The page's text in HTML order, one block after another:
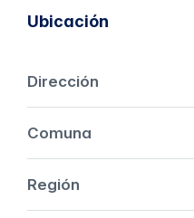
Ubicación
Dirección
Comuna
Región